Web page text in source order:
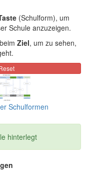
(Schulform), um
Schule anzuzeigen.
Ziel, um zu sehen,
Schulformen
hinterlegt